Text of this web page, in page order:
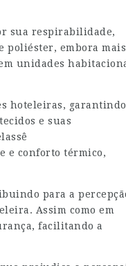
sua respirabilidade,
poliéster, embora mais
unidades
hoteleiras,
e suas
e conforto térmico,
para a
Assim como em
facilitando a